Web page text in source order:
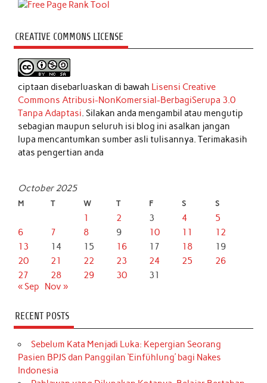
CREATIVE COMMONS LICENSE
ciptaan disebarluaskan di bawah Lisensi Creative
Commons Atribusi-NonKomersial-BerbagiSerupa 3.0
Tanpa Adaptasi . Silakan anda mengambil atau mengutip
sebagian maupun seluruh isi blog ini asalkan jangan
lupa mencantumkan sumber asli tulisannya. Terimakasih
atas pengertian anda
October 2025
M T W T F S S
1 2 3 4
5
6
7 8 9 10 11
12
13
14 15 16 17 18
19
20
21 22 23 24 25
26
27
28 29 30
31
« Sep
Nov »
RECENT POSTS
Sebelum Kata Menjadi Luka: Kepergian Seorang
Pasien BPJS dan Panggilan ‘Einfühlung’ bagi Nakes
Indonesia